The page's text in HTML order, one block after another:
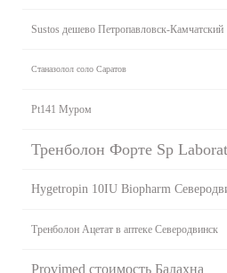
Sustos дешево Петропавловск-Камчатский
Станазолол соло Саратов
Pt141 Муром
Тренболон Форте Sp
Hygetropin 10IU Biopharm
Тренболон Ацетат в аптеке Северодвинск
Provimed стоимость Балахна